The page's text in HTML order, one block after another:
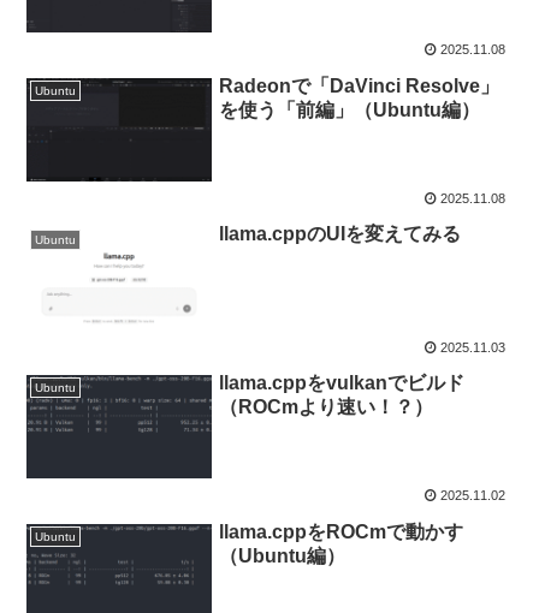
2025.11.08
Ubuntu
Radeonで「DaVinci Resolve」
を使う「前編」（Ubuntu編）
2025.11.08
Ubuntu llama.cppのUIを変えてみる
2025.11.03
Ubuntu
llama.cppをvulkanでビルド
（ROCmより速い！？）
2025.11.02
Ubuntu
llama.cppをROCmで動かす
（Ubuntu編）